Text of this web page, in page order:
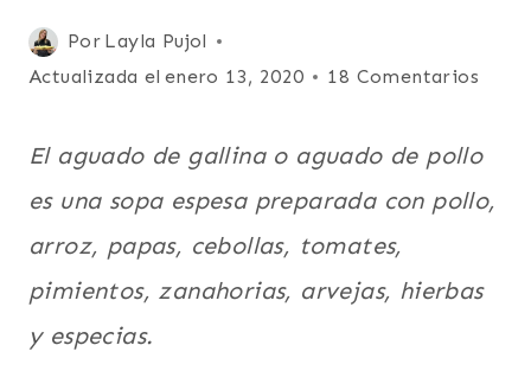
LATINO/HISPANO
|
PARA
PLATO
POLLO
GALLINA
SOPAS
Por Layla Pujol
Publicada
el
Actualizada el enero 13, 2020 18 Comentarios
El aguado de gallina o aguado de pollo
es una sopa espesa preparada con pollo,
arroz, papas, cebollas, tomates,
pimientos, zanahorias, arvejas, hierbas
y especias.